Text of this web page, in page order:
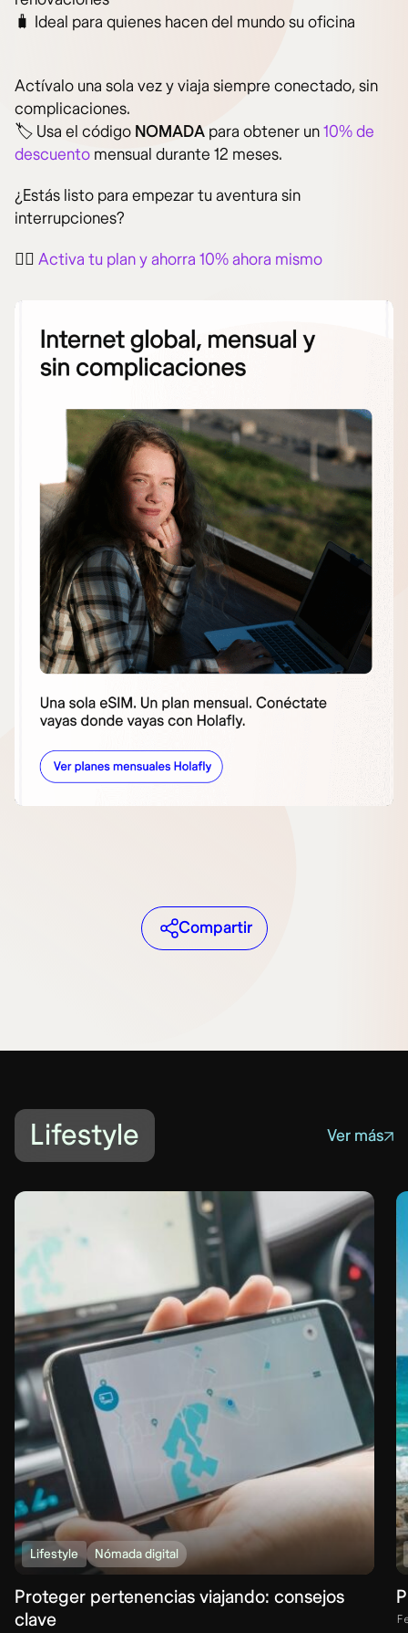
🧳 Ideal para quienes hacen del mundo su oficina
Actívalo una sola vez y viaja siempre conectado, sin
complicaciones.
🏷️ Usa el código NOMADA para obtener un10% de
descuento mensual durante 12 meses.
¿Estás listo para empezar tu aventura sin
interrupciones?
👉🏻 Activa tu plan y ahorra 10% ahora mismo
Compartir
Lifestyle Ver más
Lifestyle Nómada digital
Proteger pertenencias viajando: consejos
clave